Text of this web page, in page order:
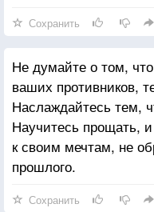
Сохранить
Не думайте о том,
ваших противников,
Наслаждайтесь тем,
Научитесь прощать,
к своим мечтам, не
прошлого.
Сохранить